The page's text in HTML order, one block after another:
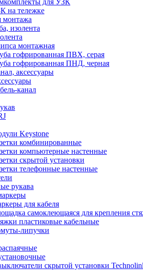
для УЗК
на тележке
монтажа
изолента
монтажная
гофрированная ПВХ, серая
гофрированная ПНД, черная
аксессуары
канал
Keystone
комбинированные
компьютерные настенные
скрытой установки
телефонные настенные
рукава
для кабеля
самоклеющаяся для крепления
пластиковые кабельные
липучки
скрытой установки